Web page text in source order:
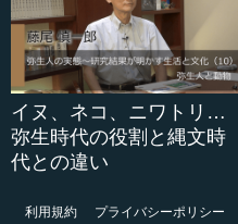
イヌ、ネコ、ニワトリ…
弥生時代の役割と縄文時
代との違い
利用規約
プライバシーポリシー